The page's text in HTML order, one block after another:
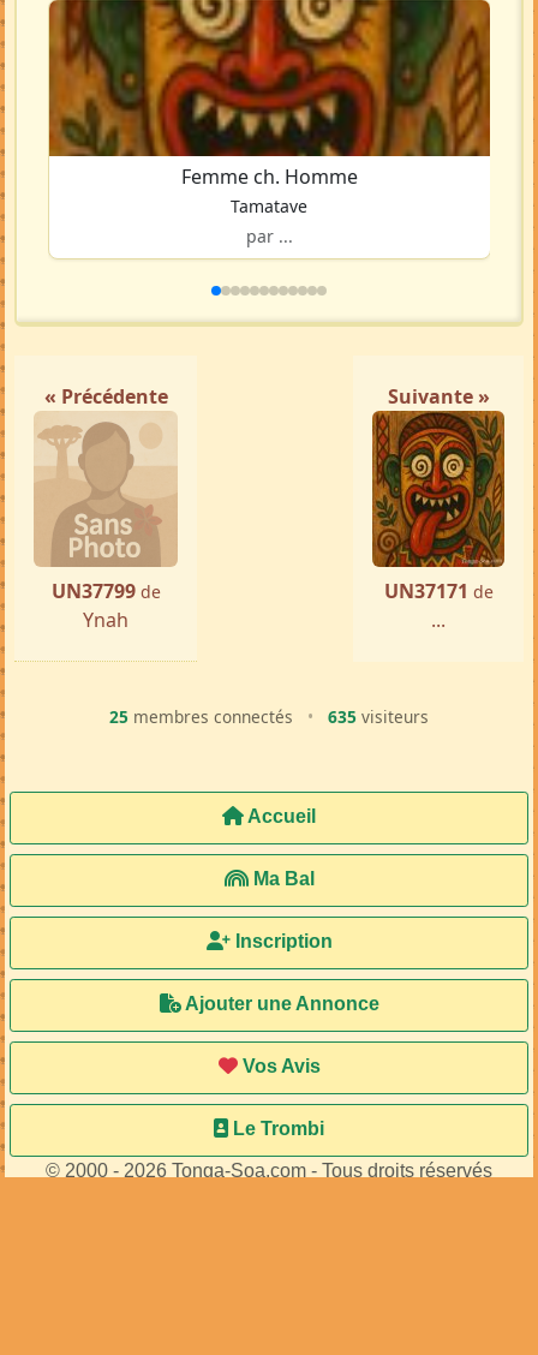
Femme ch. Homme
Tamatave
par ...
« Précédente
UN37799 de
Ynah
Suivante »
UN37171 de
...
25 membres connectés • 635 visiteurs
Accueil
Ma Bal
Inscription
Ajouter une Annonce
Vos Avis
Le Trombi
© 2000 - 2026 Tonga-Soa.com - Tous droits réservés